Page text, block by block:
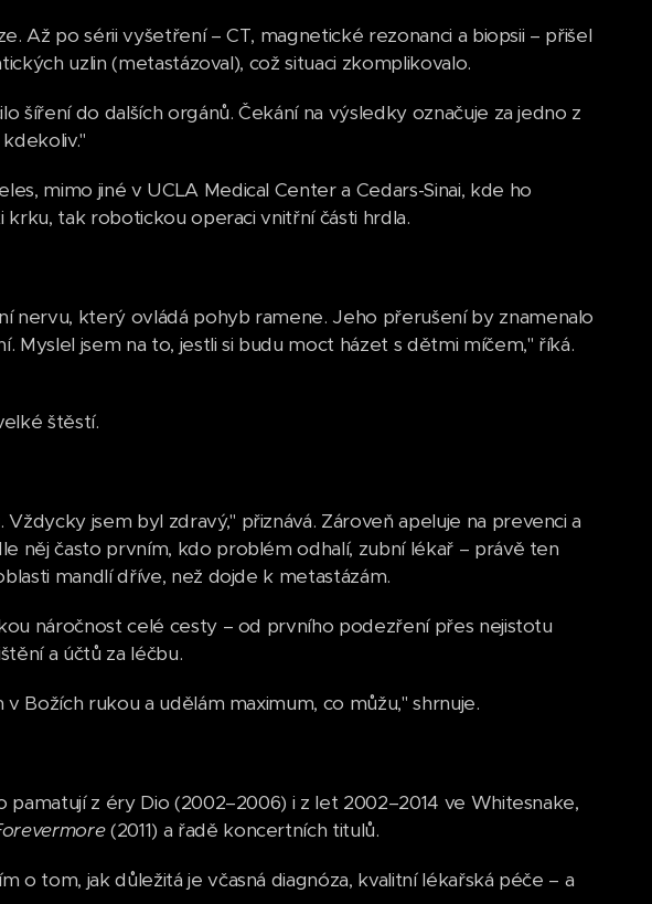
Až po sérii vyšetření – CT, magnetické rezonanci a biopsii – přišel
uzlin (metastázoval), což situaci zkomplikovalo.
šíření do dalších orgánů. Čekání na výsledky označuje za jedno z
mimo jiné v UCLA Medical Center a Cedars-Sinai, kde ho
tak robotickou operaci vnitřní části hrdla.
nervu, který ovládá pohyb ramene. Jeho přerušení by znamenalo
Myslel jsem na to, jestli si budu moct házet s dětmi míčem," říká.
štěstí.
jsem byl zdravý," přiznává. Zároveň apeluje na prevenci a
něj často prvním, kdo problém odhalí, zubní lékař – právě ten
mandlí dříve, než dojde k metastázám.
náročnost celé cesty – od prvního podezření přes nejistotu
a účtů za léčbu.
Božích rukou a udělám maximum, co můžu," shrnuje.
z éry Dio (2002–2006) i z let 2002–2014 ve Whitesnake,
(2011) a řadě koncertních titulů.
o tom, jak důležitá je včasná diagnóza, kvalitní lékařská péče – a